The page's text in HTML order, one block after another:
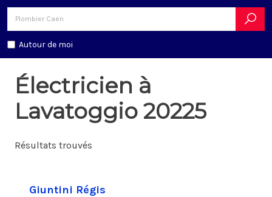
Autour de moi
Électricien à
Lavatoggio 20225
Résultats trouvés
Giuntini Régis